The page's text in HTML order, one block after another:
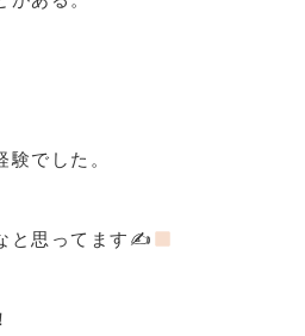
でした。
と思ってます✍